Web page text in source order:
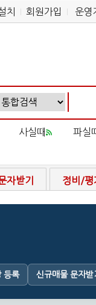
치 회원가입 운영
사실때 파실
자받기 정비/평
등록 신규매물 문자받